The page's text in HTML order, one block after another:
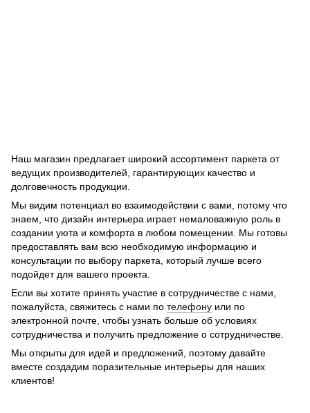
Наш магазин предлагает широкий ассортимент паркета от
ведущих производителей, гарантирующих качество и
долговечность продукции.
Мы видим потенциал во взаимодействии с вами, потому что
знаем, что дизайн интерьера играет немаловажную роль в
создании уюта и комфорта в любом помещении. Мы готовы
предоставлять вам всю необходимую информацию и
консультации по выбору паркета, который лучше всего
подойдет для вашего проекта.
Если вы хотите принять участие в сотрудничестве с нами,
пожалуйста, свяжитесь с нами по телефону или по
электронной почте, чтобы узнать больше об условиях
сотрудничества и получить предложение о сотрудничестве.
Мы открыты для идей и предложений, поэтому давайте
вместе создадим поразительные интерьеры для наших
клиентов!